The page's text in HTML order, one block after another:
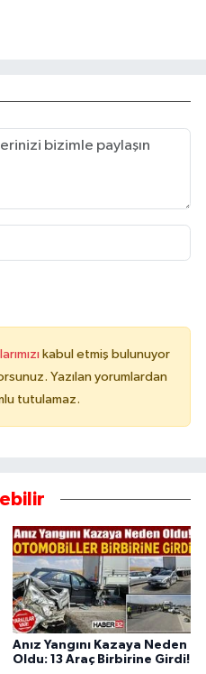
kabul etmiş bulunuyor
Yazılan yorumlardan
tutulamaz.
Anız Yangını Kazaya Neden
Oldu: 13 Araç Birbirine Girdi!